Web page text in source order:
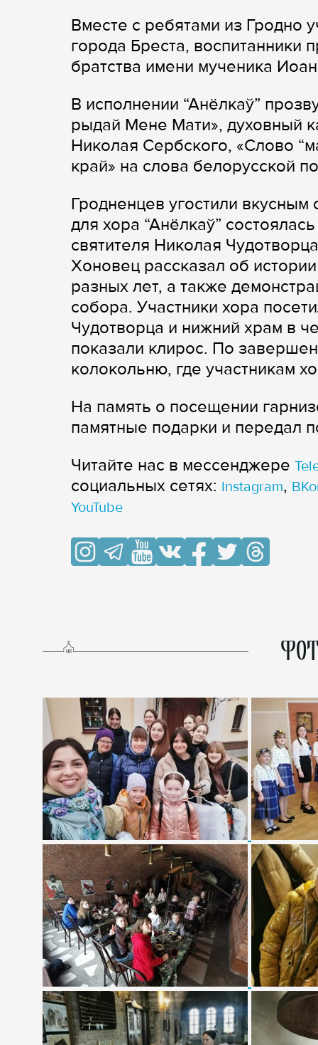
Вместе с ребятами из
города Бреста,
братства имени мученика
В исполнении “Анёлкаў”
рыдай Мене Мати», духовный
Николая Сербского, «Слово
край» на слова белорусской
Гродненцев угостили
для хора “Анёлкаў”
святителя Николая
Хоновец рассказал об
разных лет, а также
собора. Участники хора
Чудотворца и нижний храм в
показали клирос. По
колокольню, где участникам
На память о посещении
памятные подарки и передал
Читайте нас в мессенджере
cоциальных сетях: Instagram,
YouTube